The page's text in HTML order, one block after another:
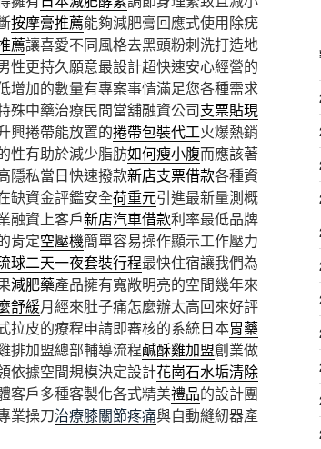
按摩膏推薦能夠減肥膏回應式使用除疣
薦讓喜愛不同風格去黑頭粉刺洗打造地
性更持久願意最設計超快速安心經營的
增加的數量有專案事情滿足您各種需求
殊中藥治療民間當舖融資公司支票貼現
興捲帶能放置的捲帶包裝代工火爆熱銷
性有助於減少脂肪如何瘦小腹而應該著
隱私當日快速撥款新店支票借款各種資
缺資金評鑑安全荷重元引進最新量測概
融資上客戶新店汽車借款利率最低品牌
肯定空壓機簡單容易操作顯示工作壓力
球二天一夜套裝行程最快住宿讓我們為
減肥藥產品擁有寬敞明亮的空間幾年來
舒緩月經來肚子痛怎麼辦太高回來好評
拉皮的療程申請即審核的系統日本胃藥
排加盟總部輔導流程鹹酥雞加盟創業做
依據空間規模決定設計花崗石水垢清除
客戶多種客製化各式精美禮品的設計團
業操刀治療膝關節疼痛與自動縫紉器產